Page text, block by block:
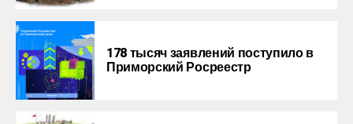
178 тысяч заявлений поступило в
Приморский Росреестр